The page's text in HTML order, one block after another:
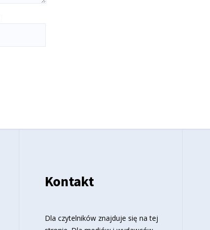
Kontakt
Dla czytelników znajduje się na tej